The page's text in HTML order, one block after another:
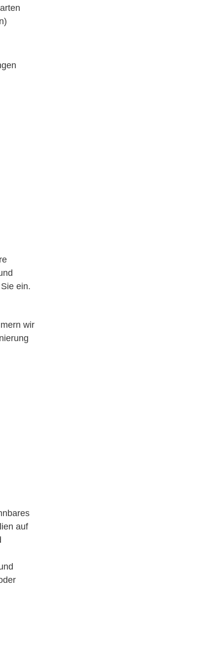
ein.
wir
auf